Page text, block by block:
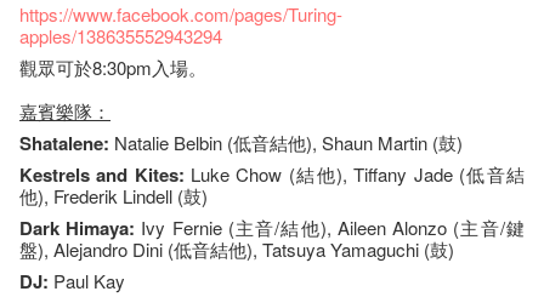
https://www.facebook.com/pages/Turing-
apples/138635552943294
觀​眾​可​於8:30pm​入​場​。
嘉賓樂隊：
Shatalene: Natalie Belbin (低音結他), Shaun Martin (鼓)
Kestrels and Kites: Luke Chow (結他), Tiffany Jade (低音結
他), Frederik Lindell (鼓)
Dark Himaya: Ivy Fernie (主音/結他), Aileen Alonzo (主音/鍵
盤), Alejandro Dini (低音結他), Tatsuya Yamaguchi (鼓)
DJ: Paul Kay